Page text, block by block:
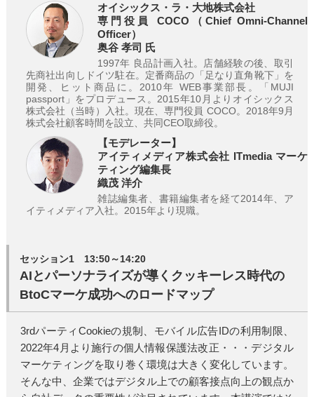
オイシックス・ラ・大地株式会社
専門役員 COCO（Chief Omni-Channel
Officer）
奥谷 孝司 氏
1997年 良品計画入社。店舗経験の後、取引
先商社出向しドイツ駐在。定番商品の「足なり直角靴下」を
開発、ヒット商品に。2010年 WEB事業部長。「MUJI
passport」をプロデュース。2015年10月よりオイシックス
株式会社（当時）入社。現在、専門役員 COCO。2018年9月
株式会社顧客時間を設立、共同CEO取締役。
【モデレーター】
アイティメディア株式会社 ITmedia マーケ
ティング編集長
織茂 洋介
雑誌編集者、書籍編集者を経て2014年、ア
イティメディア入社。2015年より現職。
セッション1 13:50～14:20
AIとパーソナライズが導くクッキーレス時代の
BtoCマーケ成功へのロードマップ
3rdパーティCookieの規制、モバイル広告IDの利用制限、
2022年4月より施行の個人情報保護法改正・・・デジタル
マーケティングを取り巻く環境は大きく変化しています。
そんな中、企業ではデジタル上での顧客接点向上の観点か